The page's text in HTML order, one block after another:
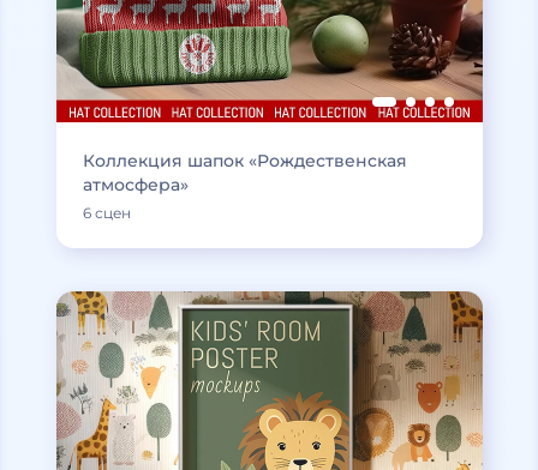
Коллекция шапок «Рождественская
атмосфера»
6 сцен